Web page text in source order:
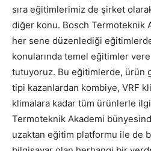
sıra eğitimlerimiz de şirket
diğer konu. Bosch Termoteknik
her sene düzenlediği
konularında temel eğitimler
tutuyoruz. Bu eğitimlerde, ürün
tipi kazanlardan kombiye, VRF
klimalara kadar tüm ürünlerle
Termoteknik Akademi
uzaktan eğitim platformu ile de